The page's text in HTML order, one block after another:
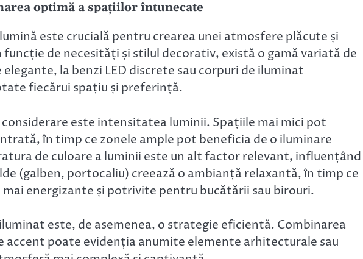
optimă a spațiilor întunecate
este crucială pentru crearea unei atmosfere plăcute și
de necesități și stilul decorativ, există o gamă variată de
la benzi LED discrete sau corpuri de iluminat
fiecărui spațiu și preferință.
este intensitatea luminii. Spațiile mai mici pot
în timp ce zonele ample pot beneficia de o iluminare
de culoare a luminii este un alt factor relevant, influențând
(galben, portocaliu) creează o ambianță relaxantă, în timp ce
energizante și potrivite pentru bucătării sau birouri.
este, de asemenea, o strategie eficientă. Combinarea
accent poate evidenția anumite elemente arhitecturale sau